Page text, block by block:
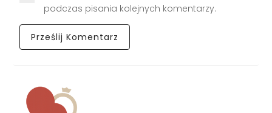
podczas pisania kolejnych komentarzy.